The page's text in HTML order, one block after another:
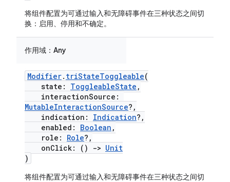
将组件配置为可通过输入和无障碍事件在三种状态之间切
换：启用、停用和不确定。
作用域： Any
Modifier. triStateToggleable(
state: ToggleableState ,
interactionSource:
MutableInteractionSource?,
indication: Indication?,
enabled: Boolean ,
role: Role?,
onClick: ()
-> Unit
)
将组件配置为可通过输入和无障碍事件在三种状态之间切